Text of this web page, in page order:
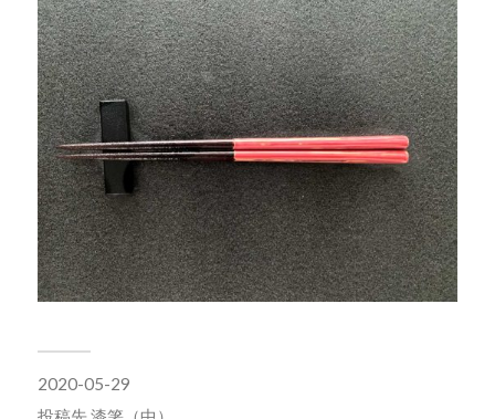
2020-05-29